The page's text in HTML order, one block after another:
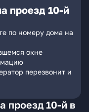
проезд 10-й
по номеру дома на
окне
перезвонит и
проезд 10-й в